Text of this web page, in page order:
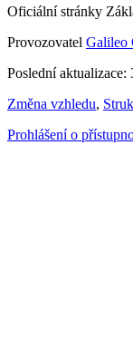
Oficiální stránky
Provozovatel Galileo
Poslední aktualizace:
Změna vzhledu,
Prohlášení o